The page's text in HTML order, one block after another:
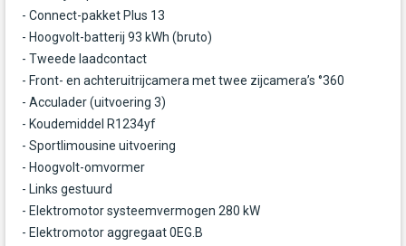
- Connect-pakket Plus 13
- Hoogvolt-batterij 93 kWh (bruto)
- Tweede laadcontact
- Front- en achteruitrijcamera met twee zijcamera’s °360
- Acculader (uitvoering 3)
- Koudemiddel R1234yf
- Sportlimousine uitvoering
- Hoogvolt-omvormer
- Links gestuurd
- Elektromotor systeemvermogen 280 kW
- Elektromotor aggregaat 0EG.B